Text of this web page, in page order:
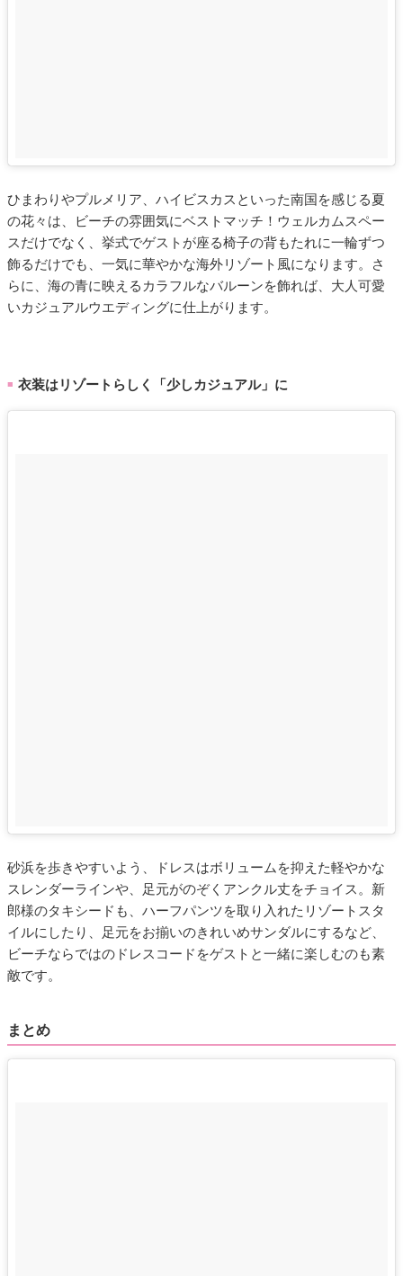
ひまわりやプルメリア、ハイビスカスといった南国を感じる夏
の花々は、ビーチの雰囲気にベストマッチ！ウェルカムスペー
スだけでなく、挙式でゲストが座る椅子の背もたれに一輪ずつ
飾るだけでも、一気に華やかな海外リゾート風になります。さ
らに、海の青に映えるカラフルなバルーンを飾れば、大人可愛
いカジュアルウエディングに仕上がります。
■ 衣装はリゾートらしく「少しカジュアル」に
砂浜を歩きやすいよう、ドレスはボリュームを抑えた軽やかな
スレンダーラインや、足元がのぞくアンクル丈をチョイス。新
郎様のタキシードも、ハーフパンツを取り入れたリゾートスタ
イルにしたり、足元をお揃いのきれいめサンダルにするなど、
ビーチならではのドレスコードをゲストと一緒に楽しむのも素
敵です。
まとめ